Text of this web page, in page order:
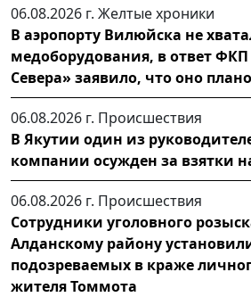
06.08.2026 г. Желтые хроники
В аэропорту Вилюйска не
медоборудования, в ответ
Севера» заявило, что оно
06.08.2026 г. Происшествия
В Якутии один из
компании осужден за взятки
06.08.2026 г. Происшествия
Сотрудники уголовного
Алданскому району
подозреваемых в краже
жителя Томмота